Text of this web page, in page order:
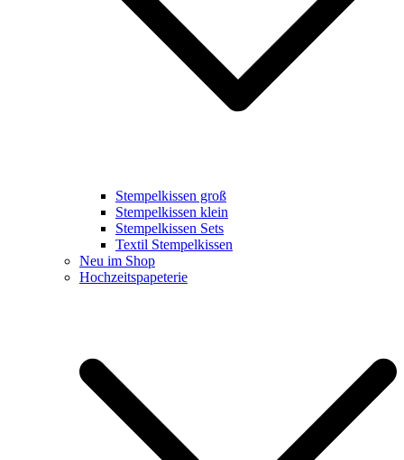
Stempelkissen groß
Stempelkissen klein
Stempelkissen Sets
Textil Stempelkissen
Neu im Shop
Hochzeitspapeterie